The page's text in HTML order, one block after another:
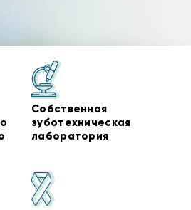
Собственная
зуботехническая
лаборатория